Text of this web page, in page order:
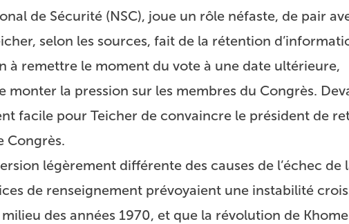
de Sécurité (NSC), joue un rôle néfaste, de pair
selon les sources, fait de la rétention
à remettre le moment du vote à une date ultérieure,
monter la pression sur les membres du Congrès.
facile pour Teicher de convaincre le président de
Congrès.
légèrement différente des causes de l’échec de
de renseignement prévoyaient une instabilité
des années 1970, et que la révolution de